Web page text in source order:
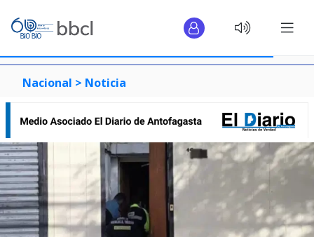
Nacional > Noticia